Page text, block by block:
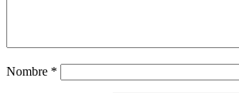
Nombre *